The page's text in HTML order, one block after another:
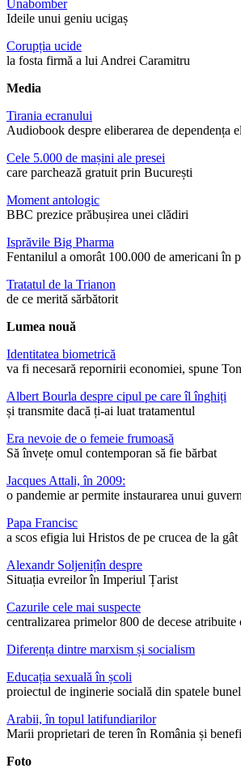
Unabomber
Ideile unui geniu ucigaș
Corupția ucide
la fosta firmă a lui Andrei Caramitru
Media
Tirania ecranului
Audiobook despre eliberarea de dependența
Cele 5.000 de mașini ale presei
care parchează gratuit prin București
Moment antologic
BBC prezice prăbușirea unei clădiri
Isprăvile Big Pharma
Fentanilul a omorât 100.000 de americani în
Tratatul de la Trianon
de ce merită sărbătorit
Lumea nouă
Identitatea biometrică
va fi necesară repornirii economiei, spune
Albert Bourla despre cipul pe care îl înghiți
și transmite dacă ți-ai luat tratamentul
Era nevoie de o femeie frumoasă
Să învețe omul contemporan să fie bărbat
Jacques Attali, în 2009:
o pandemie ar permite instaurarea unui
Papa Francisc
a scos efigia lui Hristos de pe crucea de la gât
Alexandr Soljenițîn despre
Situația evreilor în Imperiul Țarist
Cazurile cele mai suspecte
centralizarea primelor 800 de decese
Diferența dintre marxism și socialism
Educația sexuală în școli
proiectul de inginerie socială din spatele
Arabii, în topul latifundiarilor
Marii proprietari de teren în România și
Foto